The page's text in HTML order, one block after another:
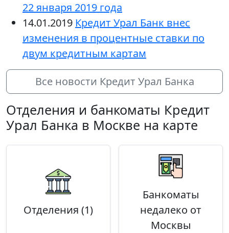
22 января 2019 года
14.01.2019 Кредит Урал Банк внес
изменения в процентные ставки по
двум кредитным картам
Все новости Кредит Урал Банка
Отделения и банкоматы Кредит
Урал Банка в Москве на карте
Отделения (1)
Банкоматы
недалеко от
Москвы